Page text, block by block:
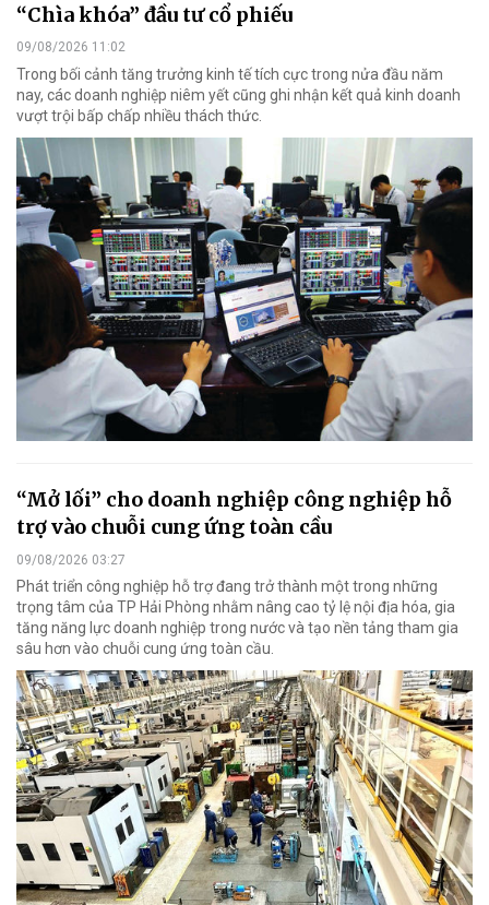
“Chìa khóa” đầu tư cổ phiếu
09/08/2026 11:02
Trong bối cảnh tăng trưởng kinh tế tích cực trong nửa đầu năm
nay, các doanh nghiệp niêm yết cũng ghi nhận kết quả kinh doanh
vượt trội bấp chấp nhiều thách thức.
“Mở lối” cho doanh nghiệp công nghiệp hỗ
trợ vào chuỗi cung ứng toàn cầu
09/08/2026 03:27
Phát triển công nghiệp hỗ trợ đang trở thành một trong những
trọng tâm của TP Hải Phòng nhằm nâng cao tỷ lệ nội địa hóa, gia
tăng năng lực doanh nghiệp trong nước và tạo nền tảng tham gia
sâu hơn vào chuỗi cung ứng toàn cầu.